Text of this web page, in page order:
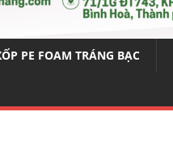
PE FOAM TRÁNG BẠC